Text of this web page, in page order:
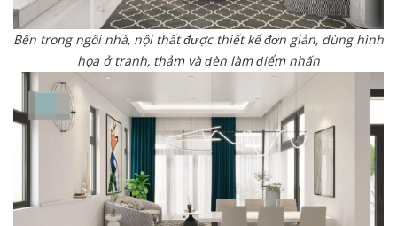
Bên trong ngôi nhà, nội thất được thiết kế đơn giản, dùng hình
họa ở tranh, thảm và đèn làm điểm nhấn